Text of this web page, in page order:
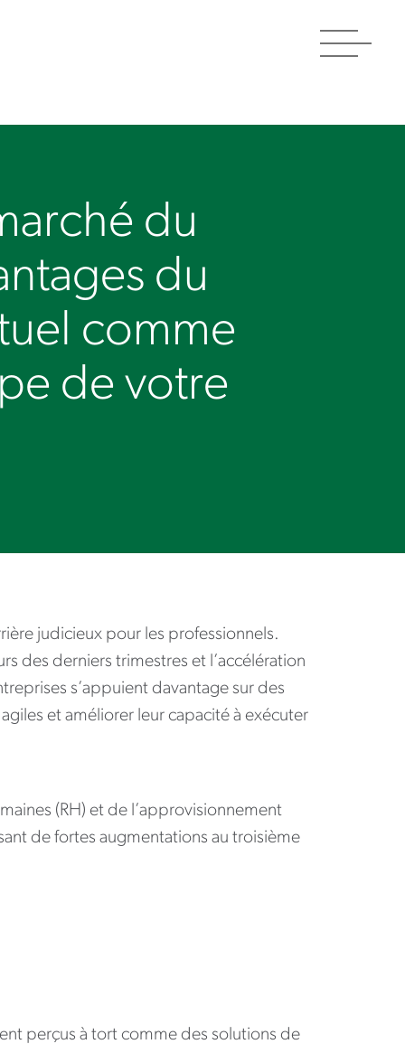
Toggle
du
du
comme
de votre
judicieux pour les professionnels.
des derniers trimestres et l’accélération
s’appuient davantage sur des
et améliorer leur capacité à exécuter
(RH) et de l’approvisionnement
de fortes augmentations au troisième
perçus à tort comme des solutions de